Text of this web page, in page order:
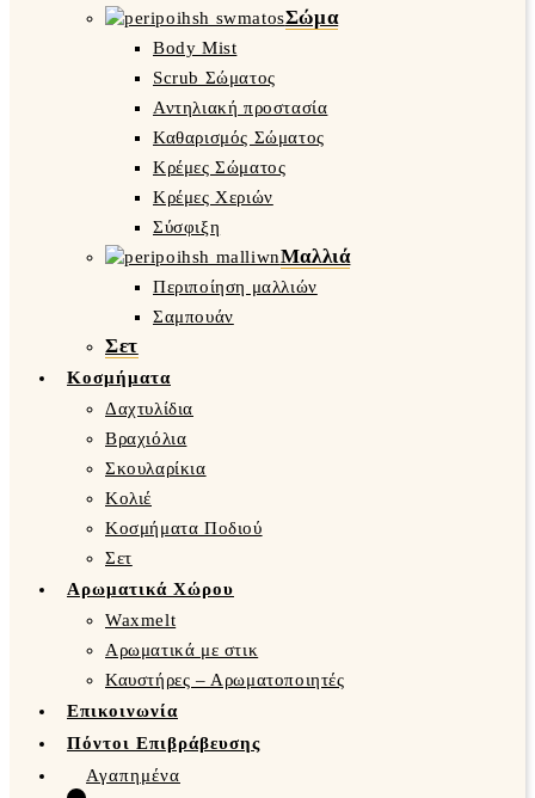
Σώμα
Body Mist
Scrub Σώματος
Αντηλιακή προστασία
Καθαρισμός Σώματος
Κρέμες Σώματος
Κρέμες Χεριών
Σύσφιξη
Μαλλιά
Περιποίηση μαλλιών
Σαμπουάν
Σετ
Κοσμήματα
Δαχτυλίδια
Βραχιόλια
Σκουλαρίκια
Κολιέ
Κοσμήματα Ποδιού
Σετ
Αρωματικά Χώρου
Waxmelt
Αρωματικά με στικ
Καυστήρες – Αρωματοποιητές
Επικοινωνία
Πόντοι Επιβράβευσης
Αγαπημένα